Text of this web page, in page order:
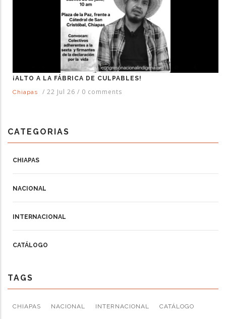
¡ALTO A LA FÁBRICA DE CULPABLES!
Chiapas
/ 22 Jul 26 / 0 comments
CATEGORIAS
CHIAPAS
NACIONAL
INTERNACIONAL
CATÁLOGO
TAGS
CHIAPAS NACIONAL INTERNACIONAL CATÁLOGO